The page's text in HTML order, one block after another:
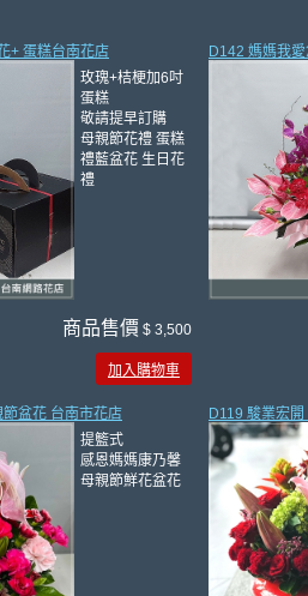
+ 蛋糕台南花店
玫瑰+桔梗加6吋
蛋糕
敬請提早訂購
母親節花禮 蛋糕
禮藍盆花 生日花
禮
商品售價 $ 3,500
加入購物車
D142 媽媽我
盆花 台南市花店
提籃式
感恩媽媽康乃馨
母親節鮮花盆花
D119 駿業宏